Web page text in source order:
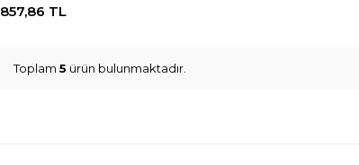
857,86 TL
Toplam 5 ürün bulunmaktadır.